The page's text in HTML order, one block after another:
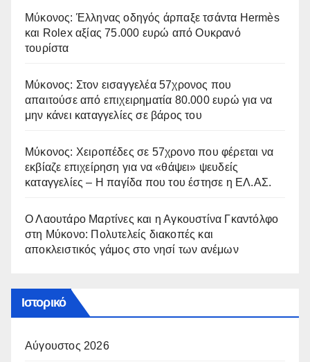
Μύκονος: Έλληνας οδηγός άρπαξε τσάντα Hermès
και Rolex αξίας 75.000 ευρώ από Ουκρανό
τουρίστα
Μύκονος: Στον εισαγγελέα 57χρονος που
απαιτούσε από επιχειρηματία 80.000 ευρώ για να
μην κάνει καταγγελίες σε βάρος του
Μύκονος: Χειροπέδες σε 57χρονο που φέρεται να
εκβίαζε επιχείρηση για να «θάψει» ψευδείς
καταγγελίες – Η παγίδα που του έστησε η ΕΛ.ΑΣ.
Ο Λαουτάρο Μαρτίνες και η Αγκουστίνα Γκαντόλφο
στη Μύκονο: Πολυτελείς διακοπές και
αποκλειστικός γάμος στο νησί των ανέμων
Ιστορικό
Αύγουστος 2026